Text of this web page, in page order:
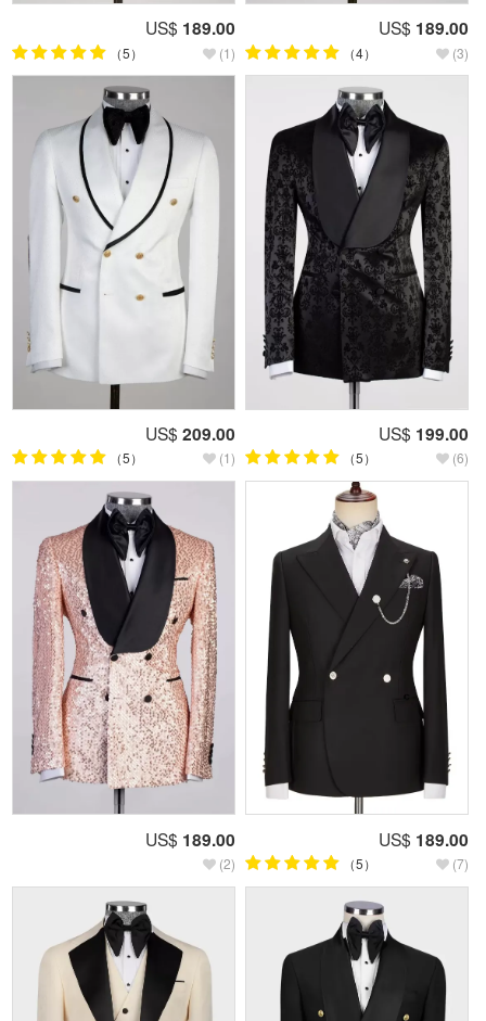
US$ 189.00
（5） (1)
US$ 189.00
（4） (3)
US$ 209.00
（5） (1)
US$ 199.00
（5） (6)
US$ 189.00
(2)
US$ 189.00
（5） (7)